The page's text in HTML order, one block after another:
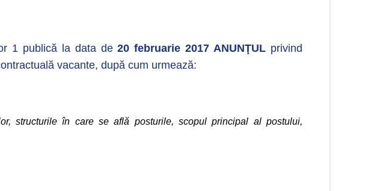
1 publică la data de20 februarie 2017 ANUNŢUL privind
vacante, după cum urmează:
structurile în care se află posturile, scopul principal al postului,